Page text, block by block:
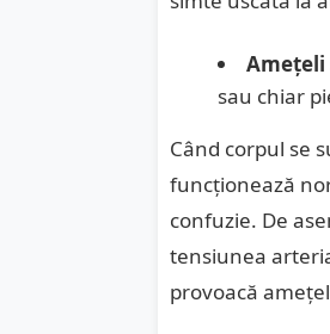
Amețeli
sau chiar
Când corpul se
funcționează
confuzie. De
tensiunea
provoacă